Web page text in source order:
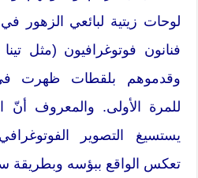
لوحات زيتية لبائعي الزهور في
فنانون فوتوغرافيون (مثل
وقدموهم بلقطات ظهرت
للمرة الأولى. والمعروف أنّ
يستسيغ التصوير
تعكس الواقع ببؤسه وبطريقة